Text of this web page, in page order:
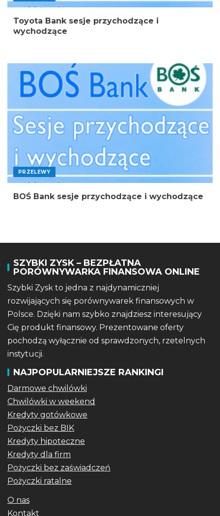
Toyota Bank sesje przychodzące i
wychodzące
PRZELEWY
BOŚ Bank sesje przychodzące i wychodzące
SZYBKI ZYSK – BEZPŁATNA
PORÓWNYWARKA FINANSOWA ONLINE
Szybki Zysk to jedna z najdynamiczniej
rozwijających się porównywarek finansowych w
Polsce. Dzięki nam szybko znajdziesz interesujący
Cię produkt finansowy. Prezentowane oferty
pochodzą wyłącznie od sprawdzonych, rzetelnych
instytucji.
NAJPOPULARNIEJSZE RANKINGI
Darmowe chwilówki
Chwilówki w weekend
Kredyty gotówkowe
Pożyczki bez BIK
Kredyty hipoteczne
Kredyty dla firm
Pożyczki bez zaświadczeń
Pożyczki ratalne
O nas
Kontakt